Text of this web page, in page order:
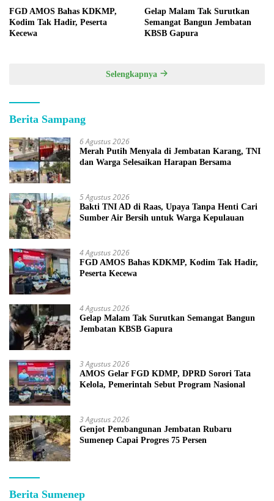
FGD AMOS Bahas KDKMP,
Kodim Tak Hadir, Peserta
Kecewa
Gelap Malam Tak Surutkan
Semangat Bangun Jembatan
KBSB Gapura
Selengkapnya
Berita Sampang
6 Agustus 2026
Merah Putih Menyala di Jembatan Karang, TNI
dan Warga Selesaikan Harapan Bersama
5 Agustus 2026
Bakti TNI AD di Raas, Upaya Tanpa Henti Cari
Sumber Air Bersih untuk Warga Kepulauan
4 Agustus 2026
FGD AMOS Bahas KDKMP, Kodim Tak Hadir,
Peserta Kecewa
4 Agustus 2026
Gelap Malam Tak Surutkan Semangat Bangun
Jembatan KBSB Gapura
3 Agustus 2026
AMOS Gelar FGD KDMP, DPRD Sorori Tata
Kelola, Pemerintah Sebut Program Nasional
3 Agustus 2026
Genjot Pembangunan Jembatan Rubaru
Sumenep Capai Progres 75 Persen
Berita Sumenep